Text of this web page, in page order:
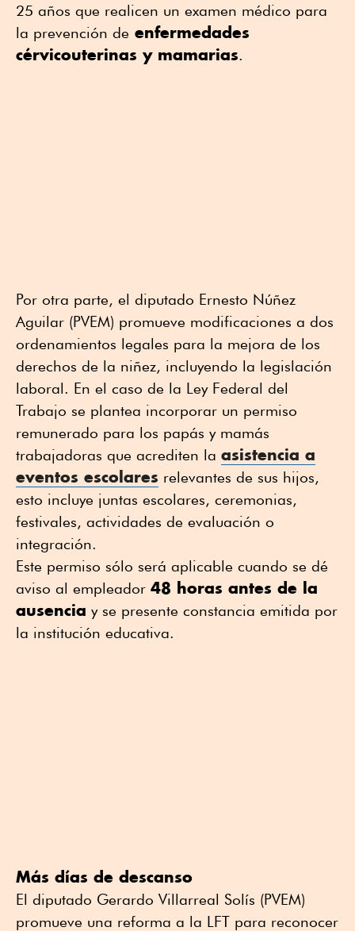
25 años que realicen un examen médico para
la prevención de enfermedades
cérvicouterinas y mamarias.
Por otra parte, el diputado Ernesto Núñez
Aguilar (PVEM) promueve modificaciones a dos
ordenamientos legales para la mejora de los
derechos de la niñez, incluyendo la legislación
laboral. En el caso de la Ley Federal del
Trabajo se plantea incorporar un permiso
remunerado para los papás y mamás
trabajadoras que acrediten la asistencia a
eventos escolares relevantes de sus hijos,
esto incluye juntas escolares, ceremonias,
festivales, actividades de evaluación o
integración.
Este permiso sólo será aplicable cuando se dé
aviso al empleador 48 horas antes de la
ausencia y se presente constancia emitida por
la institución educativa.
Más días de descanso
El diputado Gerardo Villarreal Solís (PVEM)
promueve una reforma a la LFT para reconocer